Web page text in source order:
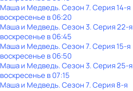
Маша и Медведь. Сезон 7. Серия 14-я
воскресенье в06:20
Маша и Медведь. Сезон 3. Серия 22-я
воскресенье в06:45
Маша и Медведь. Сезон 7. Серия 15-я
воскресенье в06:50
Маша и Медведь. Сезон 3. Серия 25-я
воскресенье в07:15
Маша и Медведь. Сезон 7. Серия 8-я